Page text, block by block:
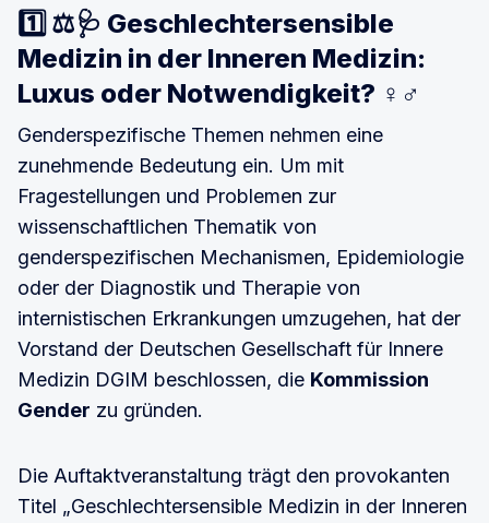
1️⃣ ⚖️🩺 Geschlechtersensible
Medizin in der Inneren Medizin:
Luxus oder Notwendigkeit? ♀️♂️
Genderspezifische Themen nehmen eine
zunehmende Bedeutung ein. Um mit
Fragestellungen und Problemen zur
wissenschaftlichen Thematik von
genderspezifischen Mechanismen, Epidemiologie
oder der Diagnostik und Therapie von
internistischen Erkrankungen umzugehen, hat der
Vorstand der Deutschen Gesellschaft für Innere
Medizin DGIM beschlossen, die Kommission
Gender zu gründen.
Die Auftaktveranstaltung trägt den provokanten
Titel „Geschlechtersensible Medizin in der Inneren